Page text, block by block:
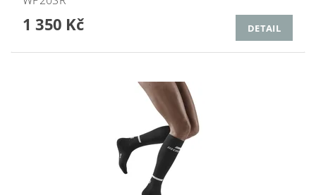
1 350 Kč DETAIL